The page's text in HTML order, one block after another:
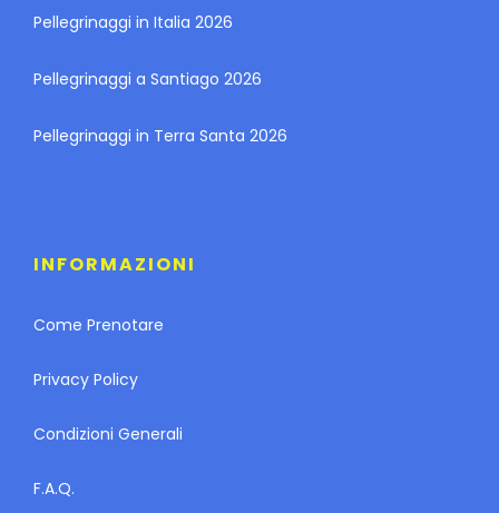
Pellegrinaggi in Italia 2026
Pellegrinaggi a Santiago 2026
Pellegrinaggi in Terra Santa 2026
INFORMAZIONI
Come Prenotare
Privacy Policy
Condizioni Generali
F.A.Q.